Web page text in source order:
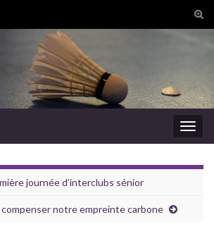
journée d’interclubs sénior
notre empreinte carbone